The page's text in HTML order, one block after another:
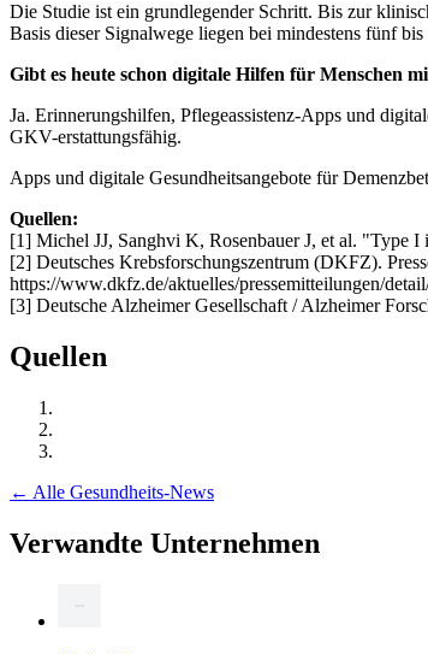
Die Studie ist ein grundlegender Schritt. Bis zur
Basis dieser Signalwege liegen bei mindestens fünf bis
Gibt es heute schon digitale Hilfen für Menschen
Ja. Erinnerungshilfen, Pflegeassistenz-Apps und
GKV-erstattungsfähig.
Apps und digitale Gesundheitsangebote für
Quellen:
[1] Michel JJ, Sanghvi K, Rosenbauer J, et al. "Type
[2] Deutsches Krebsforschungszentrum (DKFZ).
https://www.dkfz.de/aktuelles/pressemitteilungen/
[3] Deutsche Alzheimer Gesellschaft / Alzheimer
Quellen
← Alle Gesundheits-News
Verwandte Unternehmen